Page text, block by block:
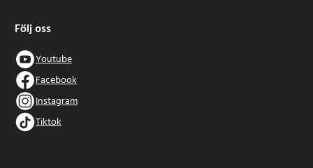
Följ oss
Youtube
Facebook
Instagram
Tiktok